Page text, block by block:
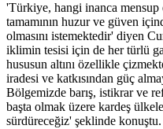
'Türkiye, hangi inanca
tamamının huzur ve güven
olmasını istemektedir' diyen
iklimin tesisi için de her türlü
hususun altını özellikle
iradesi ve katkısından güç
Bölgemizde barış, istikrar ve
başta olmak üzere kardeş
sürdüreceğiz' şeklinde konuştu.